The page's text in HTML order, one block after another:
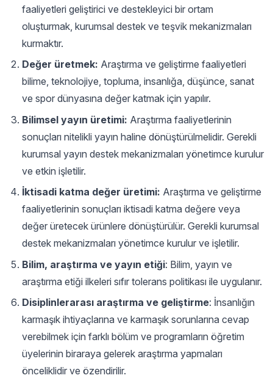
faaliyetleri geliştirici ve destekleyici bir ortam
oluşturmak, kurumsal destek ve teşvik mekanizmaları
kurmaktır.
Değer üretmek: Araştırma ve geliştirme faaliyetleri
bilime, teknolojiye, topluma, insanlığa, düşünce, sanat
ve spor dünyasına değer katmak için yapılır.
Bilimsel yayın üretimi: Araştırma faaliyetlerinin
sonuçları nitelikli yayın haline dönüştürülmelidir. Gerekli
kurumsal yayın destek mekanizmaları yönetimce kurulur
ve etkin işletilir.
İktisadi katma değer üretimi: Araştırma ve geliştirme
faaliyetlerinin sonuçları iktisadi katma değere veya
değer üretecek ürünlere dönüştürülür. Gerekli kurumsal
destek mekanizmaları yönetimce kurulur ve işletilir.
Bilim, araştırma ve yayın etiği: Bilim, yayın ve
araştırma etiği ilkeleri sıfır tolerans politikası ile uygulanır.
Disiplinlerarası araştırma ve geliştirme: İnsanlığın
karmaşık ihtiyaçlarına ve karmaşık sorunlarına cevap
verebilmek için farklı bölüm ve programların öğretim
üyelerinin biraraya gelerek araştırma yapmaları
önceliklidir ve özendirilir.